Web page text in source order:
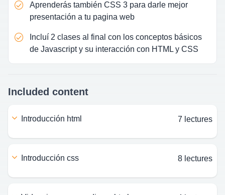
Aprenderás también CSS 3 para darle mejor
presentación a tu pagina web
Incluí 2 clases al final con los conceptos básicos
de Javascript y su interacción con HTML y CSS
Included content
introducción html 7 lectures
introducción css 8 lectures